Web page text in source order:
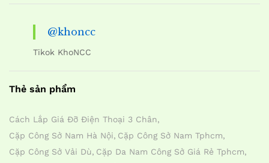
@khoncc
Tikok KhoNCC
Thẻ sản phẩm
Cách Lắp Giá Đỡ Điện Thoại 3 Chân
Cặp Công Sở Nam Hà Nội Cặp Công Sở Nam Tphcm
Cặp Công Sở Vải Dù Cặp Da Nam Công Sở Giá Rẻ Tphcm